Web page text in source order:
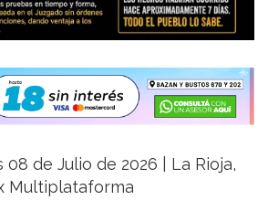
08 de Julio de 2026 | La Rioja,
Multiplataforma